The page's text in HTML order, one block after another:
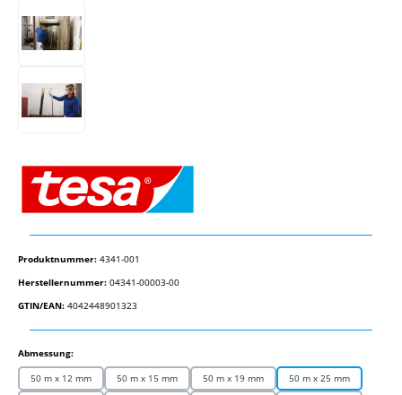
Produktnummer: 4341-001
Herstellernummer: 04341-00003-00
GTIN/EAN: 4042448901323
Abmessung:auswählen
50 m x 12 mm 50 m x 15 mm 50 m x 19 mm
50 m x 25 mm